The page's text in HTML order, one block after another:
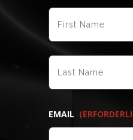
EMAIL